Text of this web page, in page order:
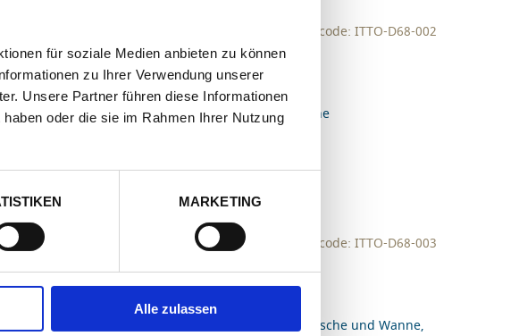
für soziale Medien anbieten zu können
zu Ihrer Verwendung unserer
Unsere Partner führen diese Informationen
oder die sie im Rahmen Ihrer Nutzung
MARKETING
Alle zulassen
Halbpension
Webcode: ITTO-D68-002
mit Himmelbett, 1 Badezimmer mit Dusche
Webcode: ITTO-D68-003
1 Doppelschlafzimmer, 1 Badezimmer mit Dusche und Wanne,